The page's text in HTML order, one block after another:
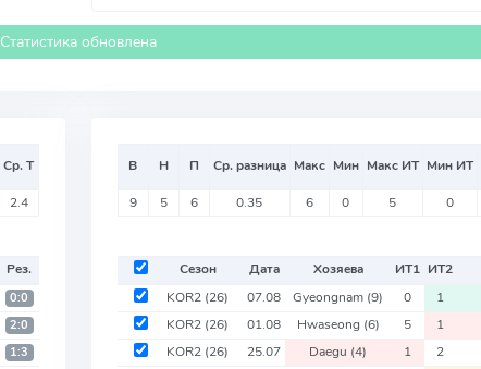
Статистика обновлена
Ср. Т
2.4
Рез.
0:0
2:0
1:3
В Н П Ср. разница Макс Мин Макс ИТ Мин ИТ
9 5 6 0.35 6 0 5 0
Сезон Дата Хозяева ИТ1 ИТ2
KOR2 (26) 07.08 Gyeongnam (9) 0 1
KOR2 (26) 01.08 Hwaseong (6) 5 1
KOR2 (26) 25.07 Daegu (4) 1 2